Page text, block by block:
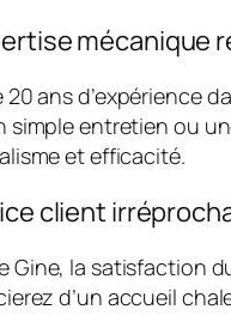
mécanique
20 ans d’expérience
simple entretien ou
et efficacité.
client
Gine, la satisfaction
d’un accueil